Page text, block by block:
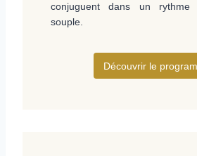
conjuguent dans un rythme
souple.
Découvrir le